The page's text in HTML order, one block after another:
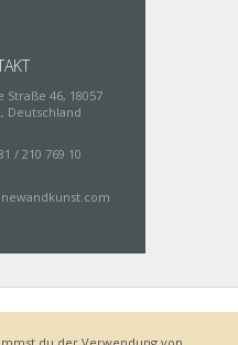
Straße 46, 18057
Deutschland
/ 210 769 10
Lieferung